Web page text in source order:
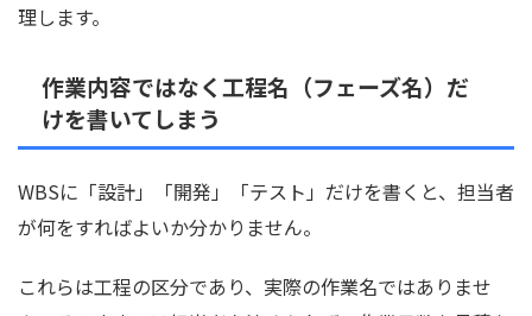
理します。
作業内容ではなく工程名（フェーズ名）だ
けを書いてしまう
WBSに「設計」「開発」「テスト」だけを書くと、担当者
が何をすればよいか分かりません。
これらは工程の区分であり、実際の作業名ではありませ